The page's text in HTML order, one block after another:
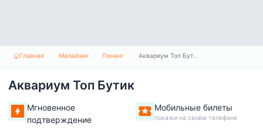
Главная Малайзия Пенанг Аквариум Топ Бутик
Аквариум Топ Бутик
Мгновенное
подтверждение
Мобильные билеты
покажи на своём телефоне